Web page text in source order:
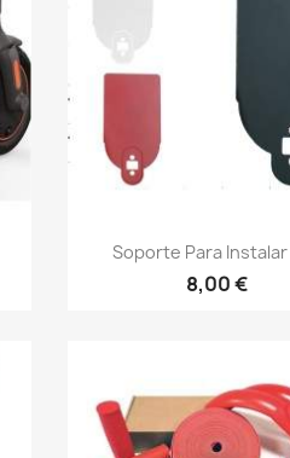
Vista rápida
Soporte Para Instalar
8,00 €